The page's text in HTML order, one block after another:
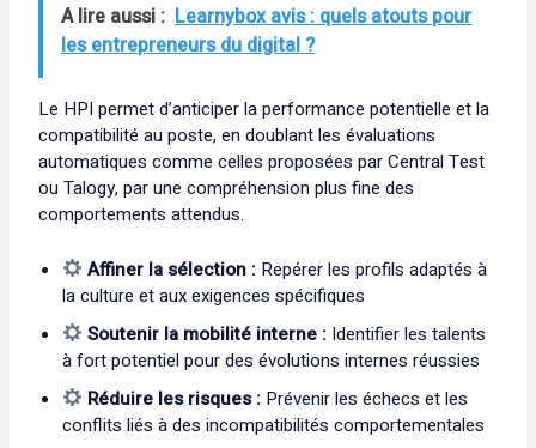
A lire aussi : Learnybox avis : quels atouts pour
les entrepreneurs du digital ?
Le HPI permet d’anticiper la performance potentielle et la
compatibilité au poste, en doublant les évaluations
automatiques comme celles proposées par Central Test
ou Talogy, par une compréhension plus fine des
comportements attendus.
Affiner la sélection : Repérer les profils adaptés à
la culture et aux exigences spécifiques
Soutenir la mobilité interne : Identifier les talents
à fort potentiel pour des évolutions internes réussies
Réduire les risques : Prévenir les échecs et les
conflits liés à des incompatibilités comportementales